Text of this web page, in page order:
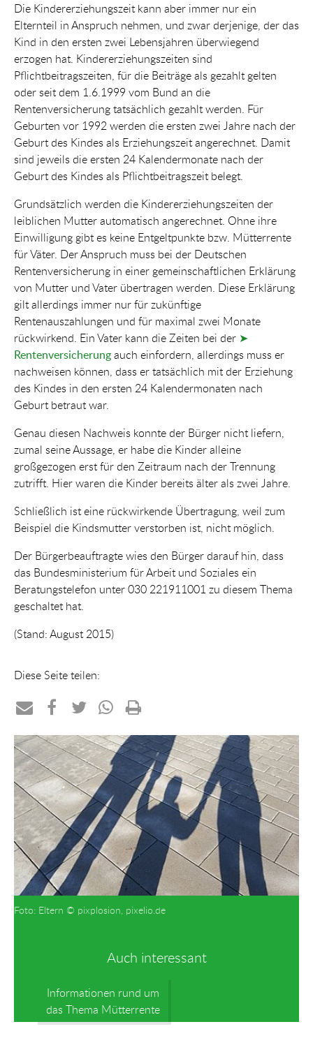
Die Kindererziehungszeit kann aber immer nur ein
Elternteil in Anspruch nehmen, und zwar derjenige, der das
Kind in den ersten zwei Lebensjahren überwiegend
erzogen hat. Kindererziehungszeiten sind
Pflichtbeitragszeiten, für die Beiträge als gezahlt gelten
oder seit dem 1.6.1999 vom Bund an die
Rentenversicherung tatsächlich gezahlt werden. Für
Geburten vor 1992 werden die ersten zwei Jahre nach der
Geburt des Kindes als Erziehungszeit angerechnet. Damit
sind jeweils die ersten 24 Kalendermonate nach der
Geburt des Kindes als Pflichtbeitragszeit belegt.
Grundsätzlich werden die Kindererziehungszeiten der
leiblichen Mutter automatisch angerechnet. Ohne ihre
Einwilligung gibt es keine Entgeltpunkte bzw. Mütterrente
für Väter. Der Anspruch muss bei der Deutschen
Rentenversicherung in einer gemeinschaftlichen Erklärung
von Mutter und Vater übertragen werden. Diese Erklärung
gilt allerdings immer nur für zukünftige
Rentenauszahlungen und für maximal zwei Monate
rückwirkend. Ein Vater kann die Zeiten bei der ➤
Rentenversicherungauch einfordern, allerdings muss er
nachweisen können, dass er tatsächlich mit der Erziehung
des Kindes in den ersten 24 Kalendermonaten nach
Geburt betraut war.
Genau diesen Nachweis konnte der Bürger nicht liefern,
zumal seine Aussage, er habe die Kinder alleine
großgezogen erst für den Zeitraum nach der Trennung
zutrifft. Hier waren die Kinder bereits älter als zwei Jahre.
Schließlich ist eine rückwirkende Übertragung, weil zum
Beispiel die Kindsmutter verstorben ist, nicht möglich.
Der Bürgerbeauftragte wies den Bürger darauf hin, dass
das Bundesministerium für Arbeit und Soziales ein
Beratungstelefon unter 030 221911001 zu diesem Thema
geschaltet hat.
(Stand: August 2015)
Diese Seite teilen:
per
E-
Mail
auf
Facebook
auf
Twitter
per
WhatsApp
Foto: Eltern © pixplosion, pixelio.de
Auch interessant
Informationen rund um
das Thema Mütterrente